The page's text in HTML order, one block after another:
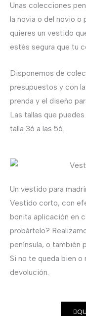
Unas colecciones
la novia o del novio o
quieres un vestido
estés segura que tu
Disponemos de
presupuestos y con
prenda y el diseño
Las tallas que
talla 36 a las 56.
Un vestido para
Vestido corto, con
bonita aplicación en
probártelo?
península, o también
Si no te queda bien o
devolución.